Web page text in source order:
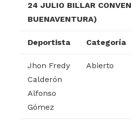
24 JULIO BILLAR
BUENAVENTURA)
Deportista Categoría
Jhon Fredy
Calderón
Alfonso
Gómez
Abierto